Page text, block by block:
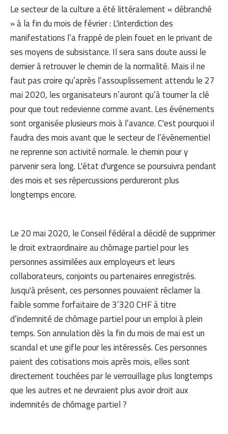
Le secteur de la culture a été littéralement « débranché
» à la fin du mois de février : L'interdiction des
manifestations l’a frappé de plein fouet en le privant de
ses moyens de subsistance. Il sera sans doute aussi le
dernier à retrouver le chemin de la normalité. Mais il ne
faut pas croire qu’après l’assouplissement attendu le 27
mai 2020, les organisateurs n’auront qu’à tourner la clé
pour que tout redevienne comme avant. Les événements
sont organisée plusieurs mois à l’avance. C'est pourquoi il
faudra des mois avant que le secteur de l’évènementiel
ne reprenne son activité normale. le chemin pour y
parvenir sera long. L'état d'urgence se poursuivra pendant
des mois et ses répercussions perdureront plus
longtemps encore.
Le 20 mai 2020, le Conseil fédéral a décidé de supprimer
le droit extraordinaire au chômage partiel pour les
personnes assimilées aux employeurs et leurs
collaborateurs, conjoints ou partenaires enregistrés.
Jusqu'à présent, ces personnes pouvaient réclamer la
faible somme forfaitaire de 3’320 CHF à titre
d’indemnité de chômage partiel pour un emploi à plein
temps. Son annulation dès la fin du mois de mai est un
scandal et une gifle pour les intéressés. Ces personnes
paient des cotisations mois après mois, elles sont
directement touchées par le verrouillage plus longtemps
que les autres et ne devraient plus avoir droit aux
indemnités de chômage partiel ?